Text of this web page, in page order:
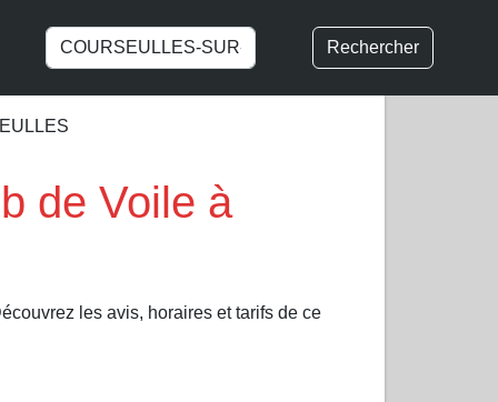
Rechercher
de Voile à
les avis, horaires et tarifs de ce